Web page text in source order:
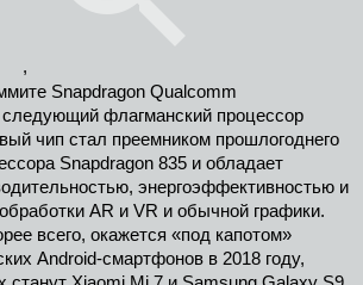
,
Snapdragon Qualcomm
следующий флагманский процессор
чип стал преемником прошлогоднего
Snapdragon 835 и обладает
энергоэффективностью и
AR и VR и обычной графики.
всего, окажется «под капотом»
Android-смартфонов в 2018 году,